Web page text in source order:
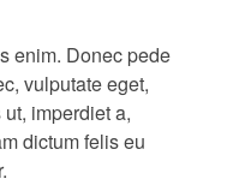
enim. Donec pede
vulputate eget,
imperdiet a,
dictum felis eu